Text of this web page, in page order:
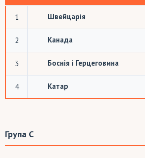
1 Швейцарія
2 Канада
3 Боснія і Герцеговина
4 Катар
Група C